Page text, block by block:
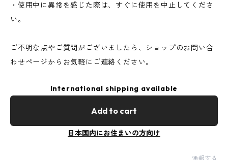
・使用中に異常を感じた際は、すぐに使用を中止してくださ
い。
ご不明な点やご質問がございましたら、ショップのお問い合
わせページからお気軽にご連絡ください。
International shipping available
Add to cart
日本国内にお住まいの方向け
通報する